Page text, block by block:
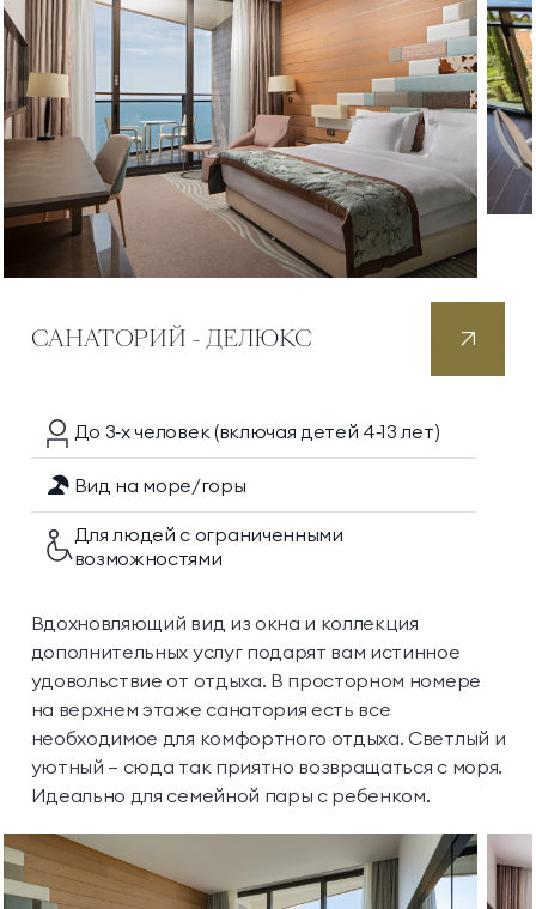
САНАТОРИЙ - ДЕЛЮКС
До 3‑хчеловек(включая детей 4‑13 лет)
Вид на море/горы
Для людей с ограниченными
возможностями
Вдохновляющий вид из окна и коллекция
дополнительных услуг подарят вам истинное
удовольствие от отдыха. В просторном номере
на верхнем этаже санатория есть все
необходимое для комфортного отдыха. Светлый и
уютный — сюда так приятно возвращаться с моря.
Идеально для семейной пары с ребенком.